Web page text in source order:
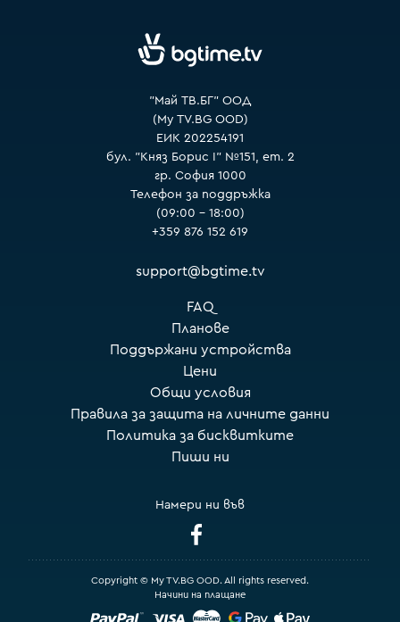
"Май ТВ.БГ" ООД
(My TV.BG OOD)
ЕИК 202254191
бул. "Княз Борис I" №151, ет. 2
гр. София 1000
Телефон за поддръжка
(09:00 – 18:00)
+359 876 152 619
support@bgtime.tv
FAQ
Планове
Поддържани устройства
Цени
Общи условия
Правила за защита на личните данни
Политика за бисквитките
Пиши ни
Намери ни във
Начини на плащане
Copyright © My TV.BG OOD. All rights reserved.